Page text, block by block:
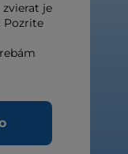
je
Pozrite